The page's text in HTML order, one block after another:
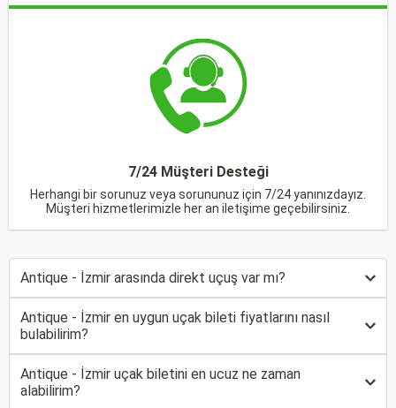
7/24 Müşteri Desteği
Herhangi bir sorunuz veya sorununuz için 7/24 yanınızdayız.
Müşteri hizmetlerimizle her an iletişime geçebilirsiniz.
Antique - İzmir arasında direkt uçuş var mı?
Antique - İzmir en uygun uçak bileti fiyatlarını nasıl
bulabilirim?
Antique - İzmir uçak biletini en ucuz ne zaman
alabilirim?